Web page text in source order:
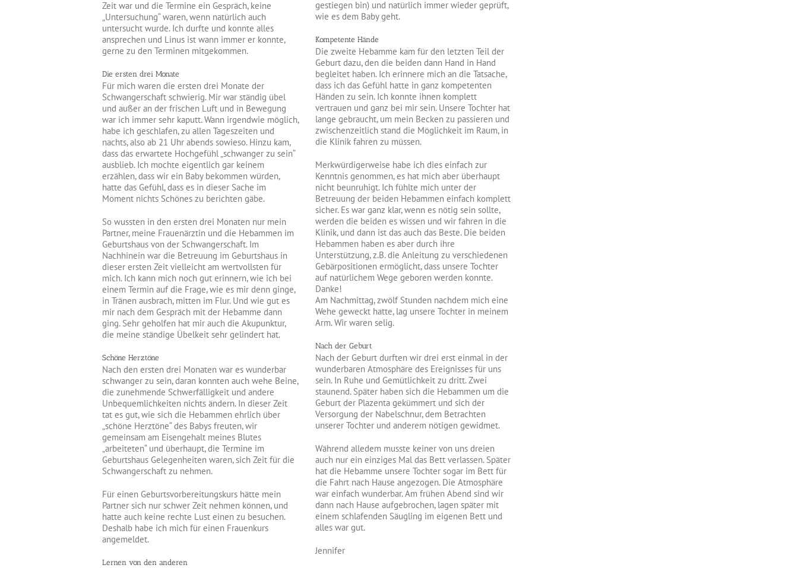
Zeit war und die Termine ein Gespräch, keine
„Untersuchung“ waren, wenn natürlich auch
untersucht wurde. Ich durfte und konnte alles
ansprechen und Linus ist wann immer er konnte,
gerne zu den Terminen mitgekommen.
Die ersten drei Monate
Für mich waren die ersten drei Monate der
Schwangerschaft schwierig. Mir war ständig übel
und außer an der frischen Luft und in Bewegung
war ich immer sehr kaputt. Wann irgendwie möglich,
habe ich geschlafen, zu allen Tageszeiten und
nachts, also ab 21 Uhr abends sowieso. Hinzu kam,
dass das erwartete Hochgefühl „schwanger zu sein“
ausblieb. Ich mochte eigentlich gar keinem
erzählen, dass wir ein Baby bekommen würden,
hatte das Gefühl, dass es in dieser Sache im
Moment nichts Schönes zu berichten gäbe.
So wussten in den ersten drei Monaten nur mein
Partner, meine Frauenärztin und die Hebammen im
Geburtshaus von der Schwangerschaft. Im
Nachhinein war die Betreuung im Geburtshaus in
dieser ersten Zeit vielleicht am wertvollsten für
mich. Ich kann mich noch gut erinnern, wie ich bei
einem Termin auf die Frage, wie es mir denn ginge,
in Tränen ausbrach, mitten im Flur. Und wie gut es
mir nach dem Gespräch mit der Hebamme dann
ging. Sehr geholfen hat mir auch die Akupunktur,
die meine ständige Übelkeit sehr gelindert hat.
Schöne Herztöne
Nach den ersten drei Monaten war es wunderbar
schwanger zu sein, daran konnten auch wehe Beine,
die zunehmende Schwerfälligkeit und andere
Unbequemlichkeiten nichts ändern. In dieser Zeit
tat es gut, wie sich die Hebammen ehrlich über
„schöne Herztöne“ des Babys freuten, wir
gemeinsam am Eisengehalt meines Blutes
„arbeiteten“ und überhaupt, die Termine im
Geburtshaus Gelegenheiten waren, sich Zeit für die
Schwangerschaft zu nehmen.
Für einen Geburtsvorbereitungskurs hätte mein
Partner sich nur schwer Zeit nehmen können, und
hatte auch keine rechte Lust einen zu besuchen.
Deshalb habe ich mich für einen Frauenkurs
angemeldet.
Lernen von den anderen
gestiegen bin) und natürlich immer wieder geprüft,
wie es dem Baby geht.
Kompetente Hände
Die zweite Hebamme kam für den letzten Teil der
Geburt dazu, den die beiden dann Hand in Hand
begleitet haben. Ich erinnere mich an die Tatsache,
dass ich das Gefühl hatte in ganz kompetenten
Händen zu sein. Ich konnte ihnen komplett
vertrauen und ganz bei mir sein. Unsere Tochter hat
lange gebraucht, um mein Becken zu passieren und
zwischenzeitlich stand die Möglichkeit im Raum, in
die Klinik fahren zu müssen.
Merkwürdigerweise habe ich dies einfach zur
Kenntnis genommen, es hat mich aber überhaupt
nicht beunruhigt. Ich fühlte mich unter der
Betreuung der beiden Hebammen einfach komplett
sicher. Es war ganz klar, wenn es nötig sein sollte,
werden die beiden es wissen und wir fahren in die
Klinik, und dann ist das auch das Beste. Die beiden
Hebammen haben es aber durch ihre
Unterstützung, z.B. die Anleitung zu verschiedenen
Gebärpositionen ermöglicht, dass unsere Tochter
auf natürlichem Wege geboren werden konnte.
Danke!
Am Nachmittag, zwölf Stunden nachdem mich eine
Wehe geweckt hatte, lag unsere Tochter in meinem
Arm. Wir waren selig.
Nach der Geburt
Nach der Geburt durften wir drei erst einmal in der
wunderbaren Atmosphäre des Ereignisses für uns
sein. In Ruhe und Gemütlichkeit zu dritt. Zwei
staunend. Später haben sich die Hebammen um die
Geburt der Plazenta gekümmert und sich der
Versorgung der Nabelschnur, dem Betrachten
unserer Tochter und anderem nötigen gewidmet.
Während alledem musste keiner von uns dreien
auch nur ein einziges Mal das Bett verlassen. Später
hat die Hebamme unsere Tochter sogar im Bett für
die Fahrt nach Hause angezogen. Die Atmosphäre
war einfach wunderbar. Am frühen Abend sind wir
dann nach Hause aufgebrochen, lagen später mit
einem schlafenden Säugling im eigenen Bett und
alles war gut.
Jennifer